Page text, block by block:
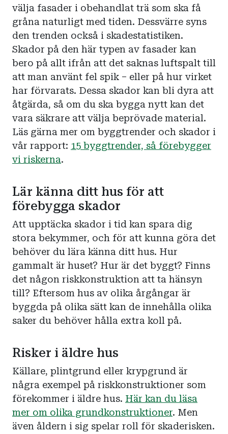
välja fasader i obehandlat trä som ska få
gråna naturligt med tiden. Dessvärre syns
den trenden också i skadestatistiken.
Skador på den här typen av fasader kan
bero på allt ifrån att det saknas luftspalt till
att man använt fel spik – eller på hur virket
har förvarats. Dessa skador kan bli dyra att
åtgärda, så om du ska bygga nytt kan det
vara säkrare att välja beprövade material.
Läs gärna mer om byggtrender och skador i
vår rapport: 15 byggtrender, så förebygger
vi riskerna.
Lär känna ditt hus för att
förebygga skador
Att upptäcka skador i tid kan spara dig
stora bekymmer, och för att kunna göra det
behöver du lära känna ditt hus. Hur
gammalt är huset? Hur är det byggt? Finns
det någon riskkonstruktion att ta hänsyn
till? Eftersom hus av olika årgångar är
byggda på olika sätt kan de innehålla olika
saker du behöver hålla extra koll på.
Risker i äldre hus
Källare, plintgrund eller krypgrund är
några exempel på riskkonstruktioner som
förekommer i äldre hus. Här kan du läsa
mer om olika grundkonstruktioner. Men
även åldern i sig spelar roll för skaderisken.